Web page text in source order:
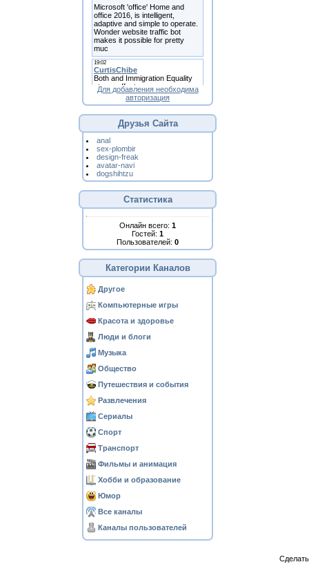
Для добавления необходима
авторизация
Друзья Сайта
anal
sex-plombir
design-freak
avatar-navi
dogshihtzu
Статистика
Онлайн всего: 1
Гостей: 1
Пользователей: 0
Категории Каналов
Другое
Компьютерные игры
Красота и здоровье
Люди и блоги
Музыка
Общество
Путешествия и события
Развлечения
Сериалы
Спорт
Транспорт
Фильмы и анимация
Хобби и образование
Юмор
Все каналы
Каналы пользователей